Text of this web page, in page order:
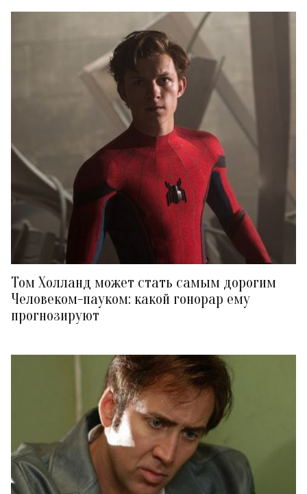
Том Холланд может стать самым дорогим
Человеком-пауком: какой гонорар ему
прогнозируют